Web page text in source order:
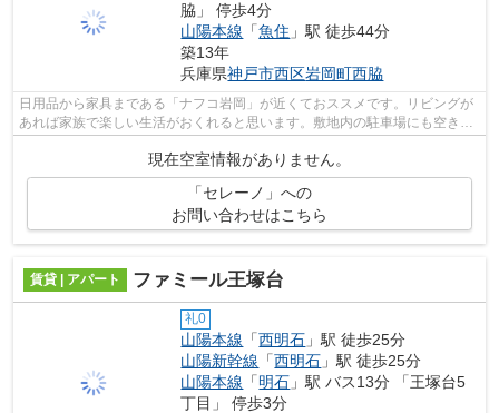
脇」 停歩4分
山陽本線 「魚住 」駅 徒歩44分
築13年
兵庫県神戸市西区岩岡町西脇
日用品から家具まである「ナフコ岩岡」が近くておススメです。リビングが
あれば家族で楽しい生活がおくれると思います。敷地内の駐車場にも空きが
現在空室情報がありません。
「セレーノ」への
お問い合わせはこちら
賃貸 | アパート ファミール王塚台
礼0
山陽本線 「西明石 」駅 徒歩25分
山陽新幹線 「西明石 」駅 徒歩25分
山陽本線 「明石 」駅 バス13分 「王塚台5
丁目」 停歩3分